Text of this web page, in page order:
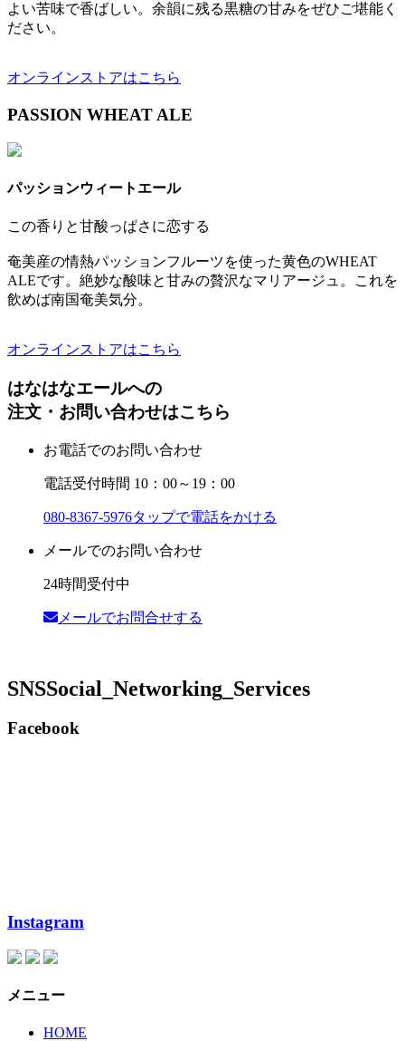
よい苦味で香ばしい。余韻に残る黒糖の甘みをぜひご堪能く
ださい。
オンラインストアはこちら
PASSION WHEAT ALE
パッションウィートエール
この香りと甘酸っぱさに恋する
奄美産の情熱パッションフルーツを使った黄色のWHEAT
ALEです。絶妙な酸味と甘みの贅沢なマリアージュ。これを
飲めば南国奄美気分。
オンラインストアはこちら
はなはなエールへの
注文・お問い合わせはこちら
お電話でのお問い合わせ
電話受付時間 10：00～19：00
080-8367-5976タップで電話をかける
メールでのお問い合わせ
24時間受付中
メールでお問合せする
SNSSocial_Networking_Services
Facebook
Instagram
メニュー
HOME